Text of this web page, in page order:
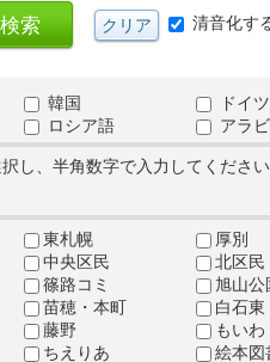
清音化す
韓国 ドイ
ロシア語
アラ
し、半角数字で入力してください
東札幌 厚別
中央区民 北区民
篠路コミ 旭山公
苗穂・本町 白石東
藤野 もいわ
ちえりあ 絵本図